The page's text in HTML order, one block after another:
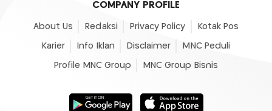
COMPANY PROFILE
About Us Redaksi Privacy Policy Kotak Pos
Karier Info Iklan Disclaimer MNC Peduli
Profile MNC Group MNC Group Bisnis